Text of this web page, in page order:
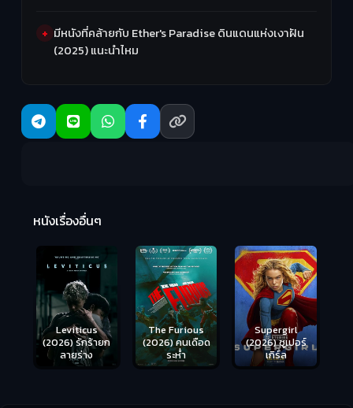
มีหนังที่คล้ายกับ Ether's Paradise ดินแดนแห่งเงาฝัน
(2025) แนะนำไหม
หนังเรื่องอื่นๆ
Leviticus
(2026) รักร้ายก
ลายร่าง
The Furious
(2026) คนเดือด
ระห่ำ
Supergirl
(2026) ซูเปอร์
เกิร์ล